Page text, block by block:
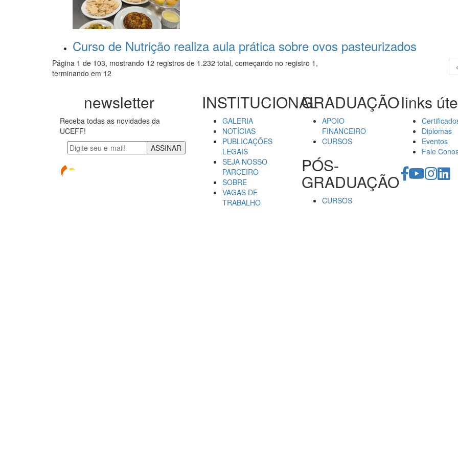
Curso de Nutrição realiza aula prática sobre ovos pasteurizados
Página 1 de 103, mostrando 12 registros de 1.232 total, começando no registro 1,
terminando em 12
newsletter
Receba todas as novidades da
UCEFF!
ASSINAR
INSTITUCIONAL
GALERIA
NOTÍCIAS
PUBLICAÇÕES
LEGAIS
SEJA NOSSO
PARCEIRO
SOBRE
VAGAS DE
TRABALHO
GRADUAÇÃO
APOIO
FINANCEIRO
CURSOS
PÓS-
GRADUAÇÃO
CURSOS
links
Diplomas
Eventos
Fale